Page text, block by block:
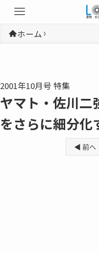
ホーム
2001年10月号 特集
ヤマト・佐川二
をさらに細分化
◀ 前へ